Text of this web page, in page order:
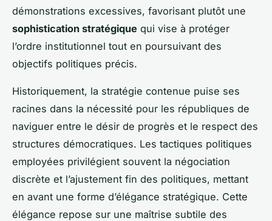
démonstrations excessives, favorisant plutôt une
sophistication stratégique qui vise à protéger
l’ordre institutionnel tout en poursuivant des
objectifs politiques précis.
Historiquement, la stratégie contenue puise ses
racines dans la nécessité pour les républiques de
naviguer entre le désir de progrès et le respect des
structures démocratiques. Les tactiques politiques
employées privilégient souvent la négociation
discrète et l’ajustement fin des politiques, mettant
en avant une forme d’élégance stratégique. Cette
élégance repose sur une maîtrise subtile des